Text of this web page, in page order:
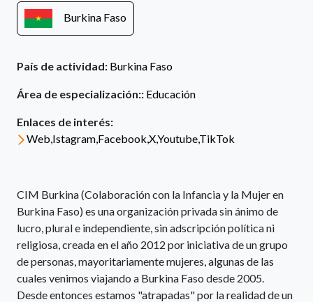
Burkina Faso
País de actividad: Burkina Faso
Área de especialización:: Educación
Enlaces de interés:
Web,Istagram,Facebook,X,Youtube,TikTok
CIM Burkina (Colaboración con la Infancia y la Mujer en
Burkina Faso) es una organización privada sin ánimo de
lucro, plural e independiente, sin adscripción política ni
religiosa, creada en el año 2012 por iniciativa de un grupo
de personas, mayoritariamente mujeres, algunas de las
cuales venimos viajando a Burkina Faso desde 2005.
Desde entonces estamos "atrapadas" por la realidad de un